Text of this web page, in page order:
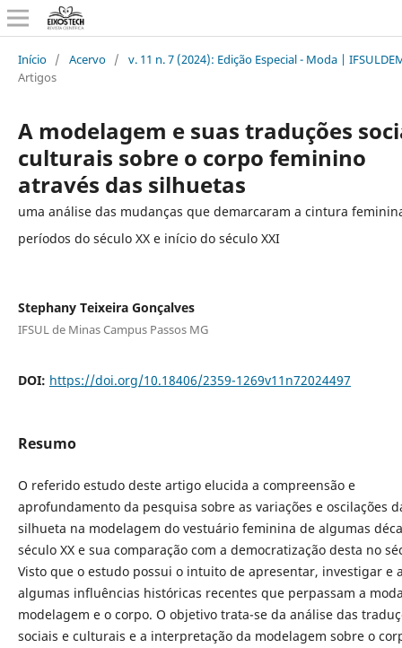
Início / Acervo /
v. 11 n. 7 (2024): Edição Especial - Moda |
Artigos
A modelagem e suas traduções
culturais sobre o corpo feminino
através das silhuetas
uma análise das mudanças que demarcaram a cintura
períodos do século XX e início do século XXI
Stephany Teixeira Gonçalves
IFSUL de Minas Campus Passos MG
DOI: https://doi.org/10.18406/2359-1269v11n72024497
Resumo
O referido estudo deste artigo elucida a compreensão e
aprofundamento da pesquisa sobre as variações e oscilações
silhueta na modelagem do vestuário feminina de algumas
século XX e sua comparação com a democratização desta no
Visto que o estudo possui o intuito de apresentar, investigar e
algumas influências históricas recentes que perpassam a
modelagem e o corpo. O objetivo trata-se da análise das
sociais e culturais e a interpretação da modelagem sobre o